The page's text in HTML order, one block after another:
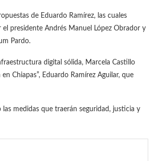
de Eduardo Ramírez, las cuales
presidente Andrés Manuel López Obrador y
Pardo.
digital sólida, Marcela Castillo
Chiapas”, Eduardo Ramírez Aguilar, que
medidas que traerán seguridad, justicia y